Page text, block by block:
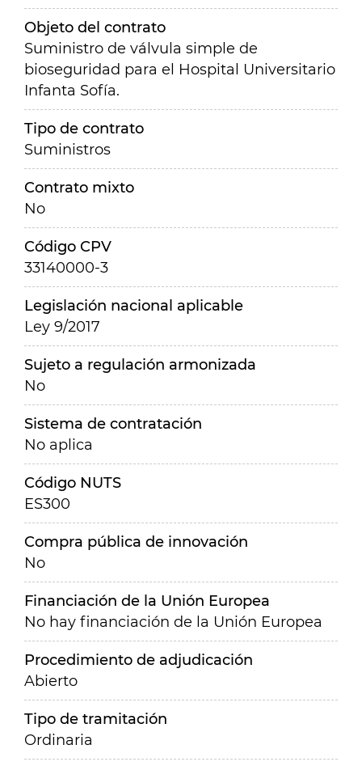
Objeto del contrato
Suministro de válvula simple de
bioseguridad para el Hospital Universitario
Infanta Sofía.
Tipo de contrato
Suministros
Contrato mixto
No
Código CPV
33140000-3
Legislación nacional aplicable
Ley 9/2017
Sujeto a regulación armonizada
No
Sistema de contratación
No aplica
Código NUTS
ES300
Compra pública de innovación
No
Financiación de la Unión Europea
No hay financiación de la Unión Europea
Procedimiento de adjudicación
Abierto
Tipo de tramitación
Ordinaria